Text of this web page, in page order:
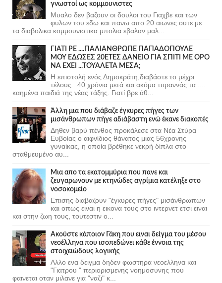
γνωστοί ως κομμουνιστες
Μυαλο δεν βαζουν οι δουλοι του Γιαχβε και των
φυλων του εδω και πανω απο 20 αιωνες ουτε με
τα διαβολικα κομμουνιστικα μπολια εβαλαν μαλ...
ΓΙΑΤΙ ΡΕ ....ΠΑΛΙΑΝΘΡΩΠΕ ΠΑΠΑΔΟΠΟΥΛΕ
ΜΟΥ ΕΔΩΣΕΣ 20ΕΤΕΣ ΔΑΝΕΙΟ ΓΙΑ ΣΠΙΤΙ ΜΕ ΟΡΟ
ΝΑ ΕΧΕΙ ...ΤΟΥΑΛΕΤΑ ΜΕΣΑ;
Η επιστολή ενός Δημοκράτη,διαβάστε το μέχρι
τέλους...40 χρόνια μετά και ακόμα τυραννάς τα ....
καημένα παιδιά της νέας τάξης. Γιατί βρε άθ...
Άλλη μια που διάβαζε έγκυρες πήγες των
μισάνθρωπων πήγε αδιάβαστη ενώ έκανε διακοπές
Δηθεν βαρύ πένθος προκάλεσε στα Νέα Στύρα
Ευβοίας ο αιφνίδιος θάνατος μιας 56χρονης
γυναίκας, η οποία βρέθηκε νεκρή δίπλα στο
σταθμευμένο αυ...
Μια απο τα εκατομμύρια που πανε και
ζευγαρωνουν με κτηνώδες αγρίμια κατέληξε στο
νοσοκομείο
Επισης διαβαζουν "έγκυρες πήγες" μισάνθρωπων
και οπως ειναι η εικονα τους στο ιντερνετ ετσι ειναι
και στην ζωη τους, τουτεστιν ο...
Ακούστε κάποιον Γάκη που ειναι δείγμα του μέσου
νεοέλληνα που ισοπεδώνει κάθε έννοια της
στοιχειώδους λογικής
Αλλο ενα δειγμα δηδεν φωστηρα νεοελληνα και
"Γιατρου " περιορισμενης νοημοσυνης που
φαινεται οταν μιλανε για "ναζι" κ...